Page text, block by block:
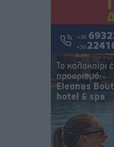
Κλεάνθης:
Αθλητικά• πριν 4 ώρες
Ατρόμητος